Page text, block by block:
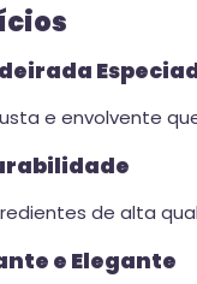
e envolvente
de alta
e Elegante